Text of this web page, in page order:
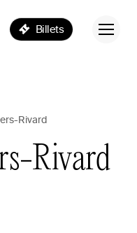
Billets
Rivard
Rivard